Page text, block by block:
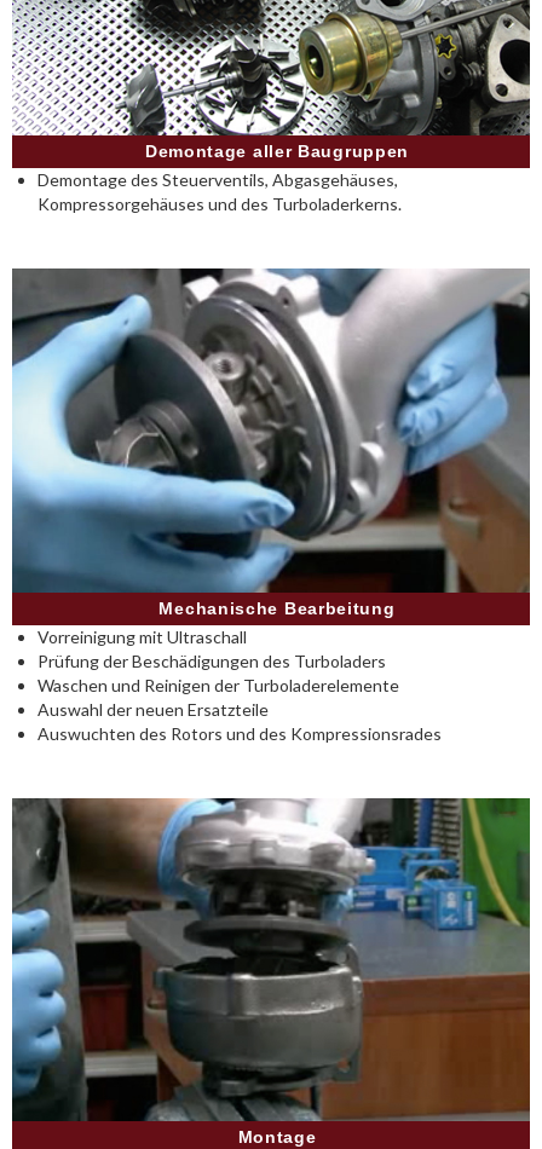
Demontage aller Baugruppen
Demontage des Steuerventils, Abgasgehäuses,
Kompressorgehäuses und des Turboladerkerns.
Mechanische Bearbeitung
Vorreinigung mit Ultraschall
Prüfung der Beschädigungen des Turboladers
Waschen und Reinigen der Turboladerelemente
Auswahl der neuen Ersatzteile
Auswuchten des Rotors und des Kompressionsrades
Montage